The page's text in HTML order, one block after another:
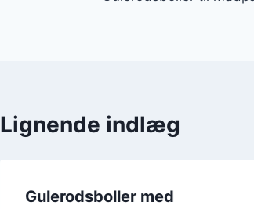
Lignende indlæg
Gulerodsboller med